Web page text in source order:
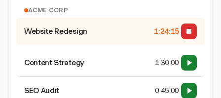
ACME CORP
Website Redesign 1:24:16
Content Strategy 1:30:00
SEO Audit 0:45:00